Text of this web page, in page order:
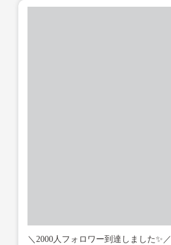
＼2000人フォロワー到達しました✨／